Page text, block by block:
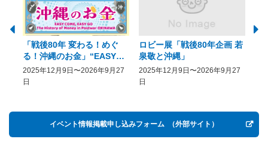
「戦後80年 変わる！めぐ
る！沖縄のお金」“EASY
COME, EASY GO － The
History of Money in
2025年12月9日〜2026年9月27
日
ロビー展「戦後80年企画 若
泉敬と沖縄」
2025年12月9日〜2026年9月27
日
イベント情報掲載申し込みフォーム （外部サイト）